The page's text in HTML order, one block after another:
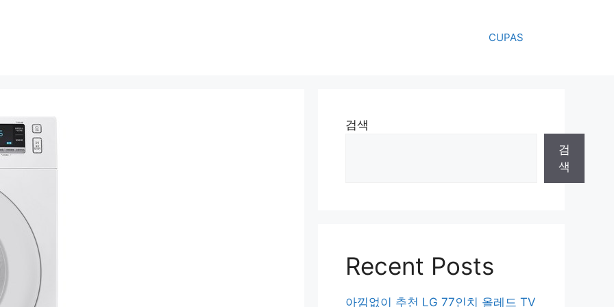
CUPAS
검색
검
색
Recent Posts
아낌없이 추천 LG 77인치 올레드 TV